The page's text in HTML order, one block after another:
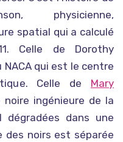
physicienne,
spatial qui a calculé
Celle de Dorothy
NACA qui est le centre
Celle de Mary
ingénieure de la
dégradées dans une
des noirs est séparée